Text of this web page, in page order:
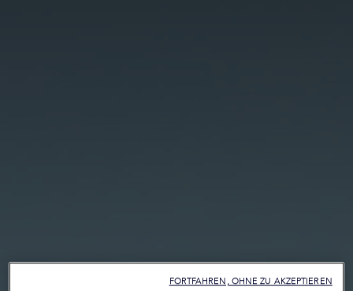
FORTFAHREN, OHNE ZU AKZEPTIEREN